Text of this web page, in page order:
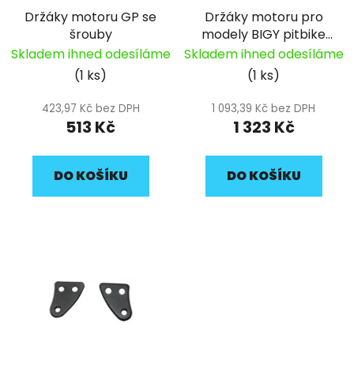
d
u
Držáky motoru GP se
šrouby
Skladem ihned odesíláme
(1 ks)
423,97 Kč bez DPH
513 Kč
DO KOŠÍKU
Držáky motoru pro
modely BIGY pitbike
YCF
Skladem ihned odesíláme
(1 ks)
1 093,39 Kč bez DPH
1 323 Kč
DO KOŠÍKU